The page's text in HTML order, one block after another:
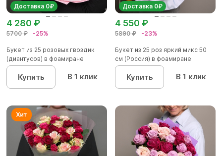
Доставка 0₽
5700 ₽ -25%
4 280 ₽
Букет из 25 розовых гвоздик
(диантусов) в фоамиране
Купить В 1 клик
Доставка 0₽
5890 ₽ -23%
4 550 ₽
Букет из 25 роз яркий микс 50
см (Россия) в фоамиране
Купить В 1 клик